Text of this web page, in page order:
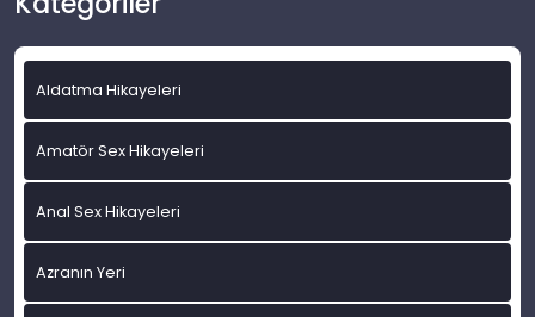
Aldatma Hikayeleri
Amatör Sex Hikayeleri
Anal Sex Hikayeleri
Azranın Yeri